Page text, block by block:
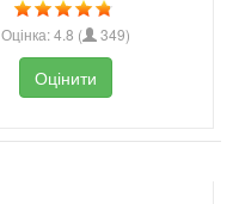
Оцінка:4.8 ( 349)
Оцінити